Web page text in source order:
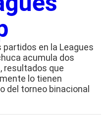
partidos en la Leagues
acumula dos
resultados que
lo tienen
del torneo binacional